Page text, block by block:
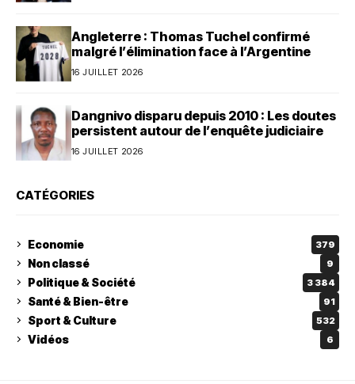
Angleterre : Thomas Tuchel confirmé
malgré l’élimination face à l’Argentine
16 JUILLET 2026
Dangnivo disparu depuis 2010 : Les doutes
persistent autour de l’enquête judiciaire
16 JUILLET 2026
CATÉGORIES
Economie 379
Non classé 9
Politique & Société 3 384
Santé & Bien-être 91
Sport & Culture 532
Vidéos 6